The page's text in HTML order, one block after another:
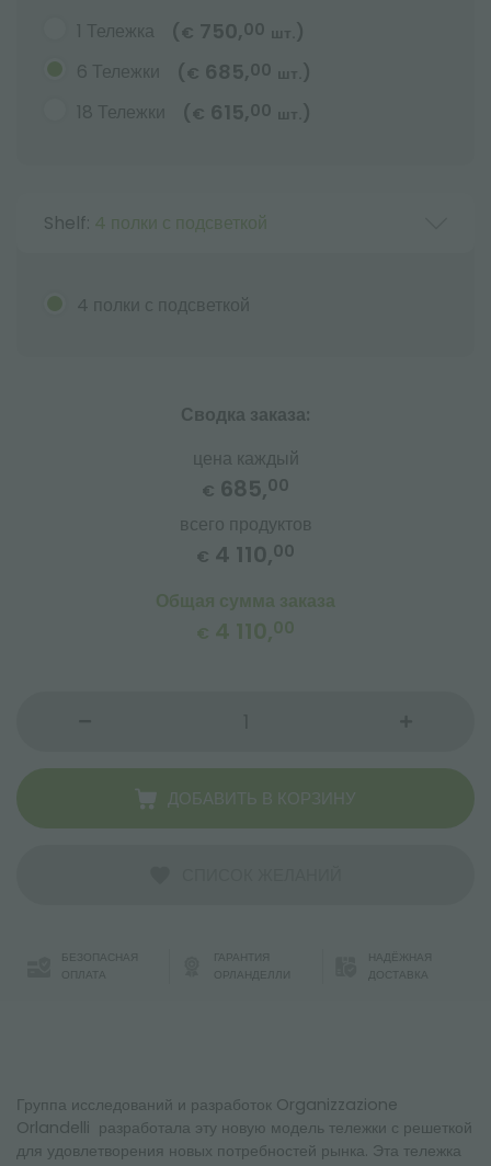
1 Тележка ( € 750,00 шт. )
6 Тележки
( € 685,00 шт. )
18 Тележки
( € 615,00 шт. )
Shelf: 4 полки с подсветкой
4 полки с подсветкой
Сводка заказа:
цена каждый
€ 685,00
всего продуктов
€ 4 110,00
Общая сумма заказа
€ 4 110,00
ДОБАВИТЬ В КОРЗИНУ
БЕЗОПАСНАЯ
ОПЛАТА
ГАРАНТИЯ
ОРЛАНДЕЛЛИ
НАДЁЖНАЯ
ДОСТАВКА
Группа исследований и разработок Organizzazione
Orlandelli разработала эту новую модель тележки с решеткой
для удовлетворения новых потребностей рынка. Эта тележка